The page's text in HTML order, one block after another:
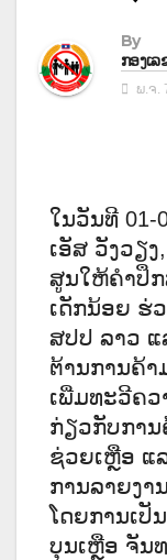
By
ກອງເ
ພ.ຈ.
ໃນວັນທີ 01-
ເອັສ ວັງວຽ
ສູນໃຫ້ຄໍາປຶ
ເດັກນ້ອຍ ຮ່
ສປປ ລາວ
ຕ້ານການຄ້
ເພີ່ມທະວີຄວ
ກ່ຽວກັບກາ
ຊ່ວຍເຫຼືອ ແ
ການລາຍງາ
ໂດຍການເປັ
ບຸນເຫຼືອ ຈັນ